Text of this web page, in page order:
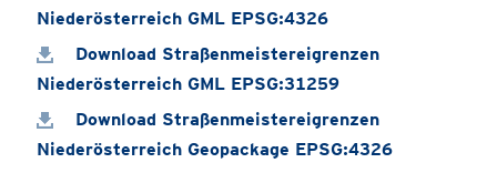
Niederösterreich GML EPSG:4326
Download Straßenmeistereigrenzen
Niederösterreich GML EPSG:31259
Download Straßenmeistereigrenzen
Niederösterreich Geopackage EPSG:4326